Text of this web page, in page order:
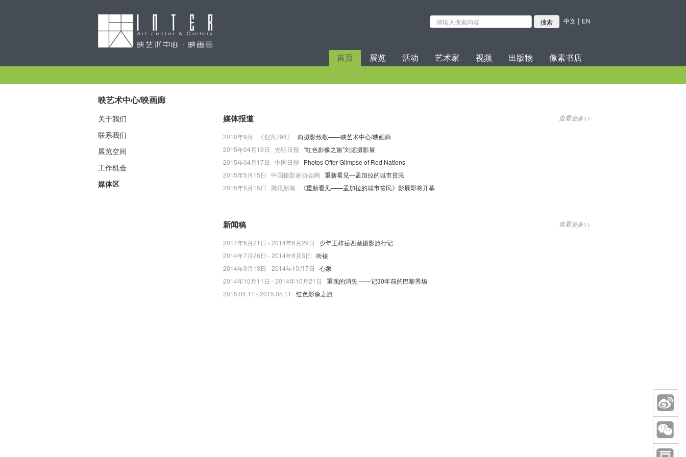
中文 | EN
首页 展览 活动 艺术家 视频 出版物 像素书店
映艺术中心/映画廊
关于我们
联系我们
展览空间
工作机会
媒体区
媒体报道 查看更多>>
2010年9月 《创意798》
向摄影致敬——映艺术中心/映画廊
2015年04月19日 光明日报 “红色影像之旅”刘远摄影展
2015年04月17日 中国日报
Photos Offer Glimpse of Red Nations
2015年5月15日 中国摄影家协会网 重新看见—孟加拉的城市贫民
2015年5月15日 腾讯新闻 《重新看见——孟加拉的城市贫民》影展即将开幕
新闻稿 查看更多>>
2014年6月21日 - 2014年6月29日
少年王梓岳西藏摄影旅行记
2014年7月26日 - 2014年8月3日
街裱
2014年9月13日 - 2014年10月7日
心象
2014年10月11日 - 2014年10月21日
重现的消失 ——记30年前的巴黎秀场
2015.04.11 - 2015.05.11
红色影像之旅